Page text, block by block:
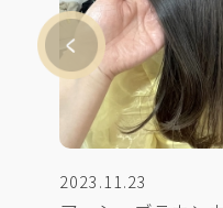
2023.11.23